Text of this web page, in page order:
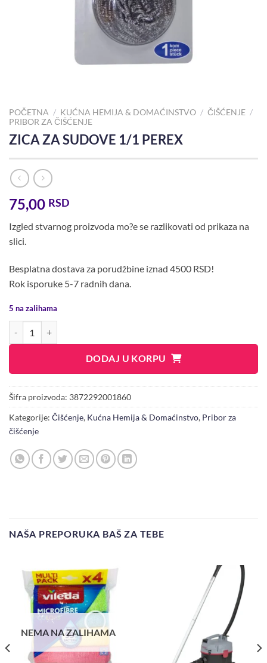
POČETNA / KUĆNA HEMIJA & DOMAĆINSTVO / ČIŠĆENJE /
PRIBOR ZA ČIŠĆENJE
ZICA ZA SUDOVE 1/1 PEREX
75,00 RSD
Izgled stvarnog proizvoda mo?e se razlikovati od prikaza na
slici.
Besplatna dostava za porudžbine iznad 4500 RSD!
Rok isporuke 5-7 radnih dana.
5 na zalihama
DODAJ U KORPU
Šifra proizvoda: 3872292001860
Kategorije: Čišćenje, Kućna Hemija & Domaćinstvo, Pribor za
čišćenje
NAŠA PREPORUKA BAŠ ZA TEBE
NEMA NA ZALIHAMA